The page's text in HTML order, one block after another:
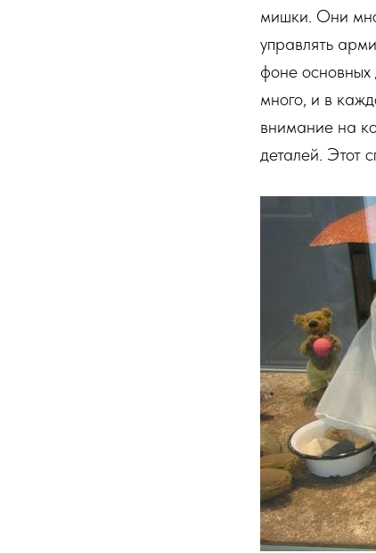
мишки. Они
управлять
фоне основных
много, и в
внимание на
деталей. Этот